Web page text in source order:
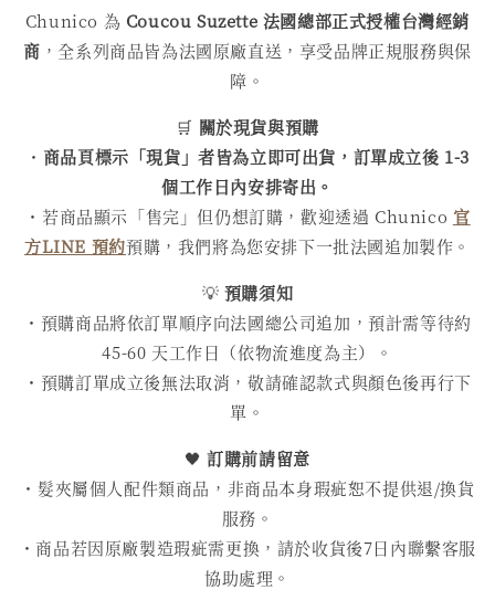
Chunico 為 Coucou Suzette 法國總部正式授權台灣經銷
商 ，全系列商品皆為法國原廠直送，享受品牌正規服務與保
障。
🛒 關於現貨與預購
・ 商品頁標示「現貨」者皆為立即可出貨，訂單成立後 1-3
個工作日內安排寄出。
・若商品顯示「售完」但仍想訂購，歡迎透過 Chunico 官
方LINE 預約預購，我們將為您安排下一批法國追加製作。
💡 預購須知
・預購商品將依訂單順序向法國總公司追加，預計需等待約
45-60 天工作日（依物流進度為主）。
・預購訂單成立後無法取消，敬請確認款式與顏色後再行下
單。
🖤訂購前請留意
・髮夾屬個人配件類商品，非商品本身瑕疵恕不提供退/換貨
服務。
・商品若因原廠製造瑕疵需更換，請於收貨後7日內聯繫客服
協助處理。